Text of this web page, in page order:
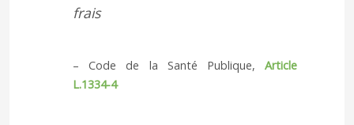
frais
– Code de la Santé Publique, Article
L.1334-4